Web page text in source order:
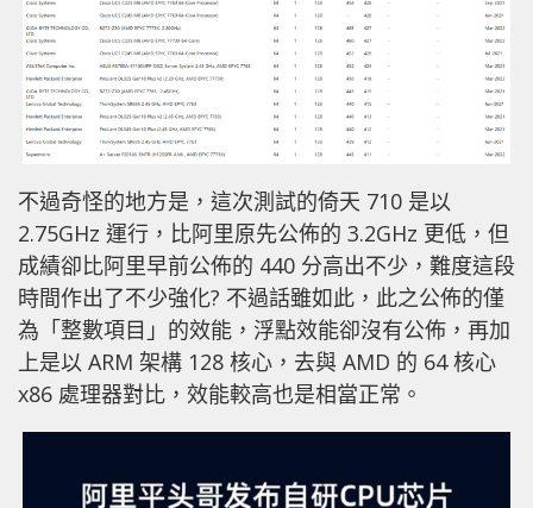
不過奇怪的地方是，這次測試的倚天 710 是以
2.75GHz 運行，比阿里原先公佈的 3.2GHz 更低，但
成績卻比阿里早前公佈的 440 分高出不少，難度這段
時間作出了不少強化? 不過話雖如此，此之公佈的僅
為「整數項目」的效能，浮點效能卻沒有公佈，再加
上是以 ARM 架構 128 核心，去與 AMD 的 64 核心
x86 處理器對比，效能較高也是相當正常。